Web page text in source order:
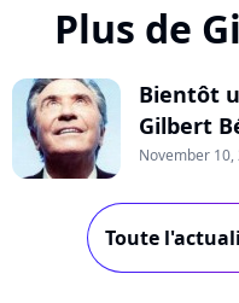
Plus de
Bientôt
Gilbert
November 10,
Toute